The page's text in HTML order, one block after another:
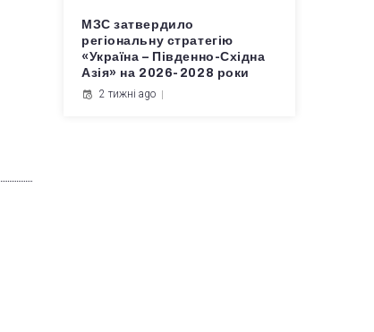
МЗС затвердило
регіональну стратегію
«Україна – Південно-Східна
Азія» на 2026-2028 роки
2 тижні ago